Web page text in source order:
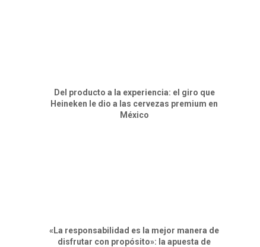
Del producto a la experiencia: el giro que
Heineken le dio a las cervezas premium en
México
«La responsabilidad es la mejor manera de
disfrutar con propósito»: la apuesta de